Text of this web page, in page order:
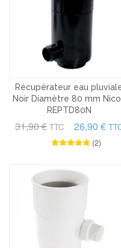
Récupérateur eau
Noir Diamètre 80 mm
REPTD80N
31,90 € TTC 26,90 €
(2)